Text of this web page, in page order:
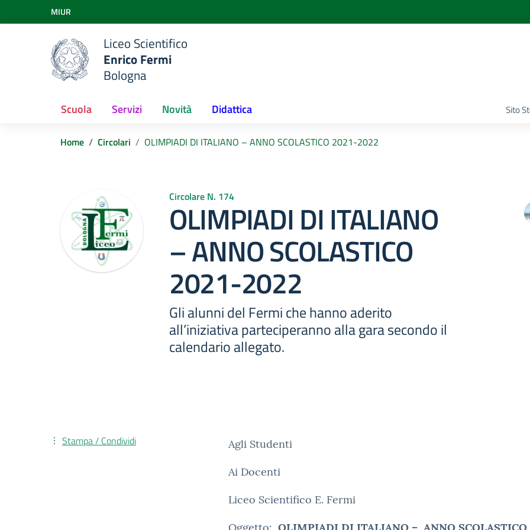
Vai ai contenuti
Vai al menu di navigazione
Vai al footer
MIUR
Liceo Scientifico
Enrico Fermi
Bologna
Sito
Scuola Servizi Novità Didattica
Home Circolari OLIMPIADI DI ITALIANO – ANNO SCOLASTICO 2021-2022
Circolare N. 174
OLIMPIADI DI ITALIANO
– ANNO SCOLASTICO
2021-2022
Gli alunni del Fermi che hanno aderito
all’iniziativa parteciperanno alla gara secondo il
calendario allegato.
Agli Studenti
Ai Docenti
Liceo Scientifico E. Fermi
Stampa / Condividi